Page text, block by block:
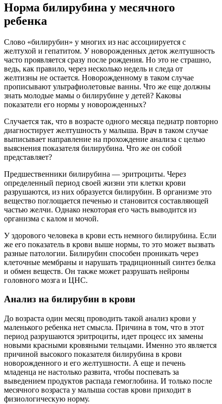
Норма билирубина у месячного
ребенка
Слово «билирубин» у многих из нас ассоциируется с
желтухой и гепатитом. У новорожденных деток желтушность
часто проявляется сразу после рождения. Но это не страшно,
ведь, как правило, через несколько недель и следа от
желтизны не остается. Новорожденному в таком случае
прописывают ультрафиолетовые ванны. Что же еще должны
знать молодые мамы о билирубине у детей? Каковы
показатели его нормы у новорожденных?
Случается так, что в возрасте одного месяца педиатр повторно
диагностирует желтушность у малыша. Врач в таком случае
выписывает направление на прохождение анализа с целью
выяснения показателя билирубина. Что же он собой
представляет?
Предшественники билирубина — эритроциты. Через
определенный период своей жизни эти клетки крови
разрушаются, из них образуется билирубин. В организме это
вещество поглощается печенью и становится составляющей
частью желчи. Однако некоторая его часть выводится из
организма с калом и мочой.
У здорового человека в крови есть немного билирубина. Если
же его показатель в крови выше нормы, то это может вызвать
разные патологии. Билирубин способен проникать через
клеточные мембраны и нарушать традиционный синтез белка
и обмен веществ. Он также может разрушать нейроны
головного мозга и ЦНС.
Анализ на билирубин в крови
До возраста один месяц проводить такой анализ крови у
маленького ребенка нет смысла. Причина в том, что в этот
период разрушаются эритроциты, идет процесс их замены
новыми красными кровяными тельцами. Именно это является
причиной высокого показателя билирубина в крови
новорожденного и его желтушности. А еще и печень
младенца не настолько развита, чтобы поспевать за
выведением продуктов распада гемоглобина. И только после
месячного возраста у малыша состав крови приходит в
физиологическую норму.